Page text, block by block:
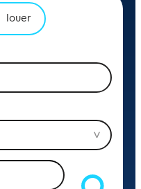
louer